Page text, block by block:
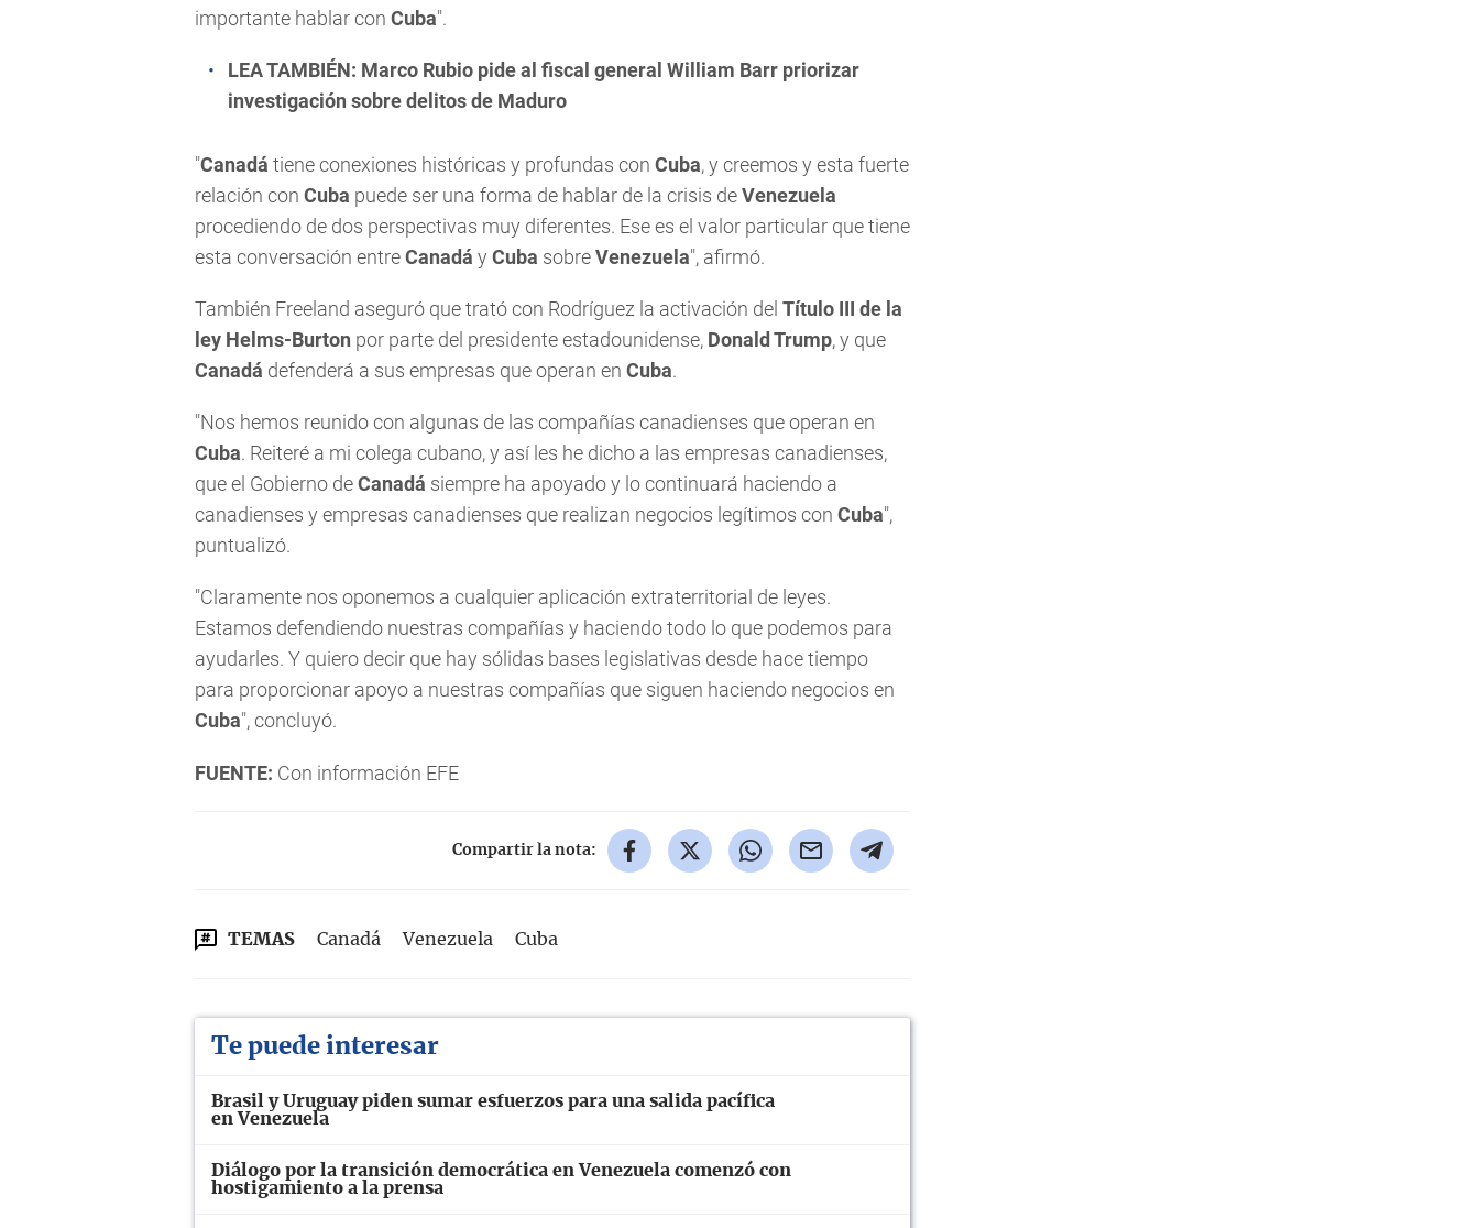
importante hablar con Cuba".
LEA TAMBIÉN: Marco Rubio pide al fiscal general William Barr priorizar
investigación sobre delitos de Maduro
"Canadá tiene conexiones históricas y profundas con Cuba, y creemos y esta fuerte
relación con Cuba puede ser una forma de hablar de la crisis deVenezuela
procediendo de dos perspectivas muy diferentes. Ese es el valor particular que tiene
esta conversación entreCanadá y Cuba sobreVenezuela", afirmó.
También Freeland aseguró que trató con Rodríguez la activación del Título III de la
ley Helms-Burton por parte del presidente estadounidense, Donald Trump, y que
Canadá defenderá a sus empresas que operan en Cuba.
"Nos hemos reunido con algunas de las compañías canadienses que operan en
Cuba. Reiteré a mi colega cubano, y así les he dicho a las empresas canadienses,
que el Gobierno deCanadá siempre ha apoyado y lo continuará haciendo a
canadienses y empresas canadienses que realizan negocios legítimos con Cuba",
puntualizó.
"Claramente nos oponemos a cualquier aplicación extraterritorial de leyes.
Estamos defendiendo nuestras compañías y haciendo todo lo que podemos para
ayudarles. Y quiero decir que hay sólidas bases legislativas desde hace tiempo
para proporcionar apoyo a nuestras compañías que siguen haciendo negocios en
Cuba", concluyó.
FUENTE: Con información EFE
Compartir la nota:
TEMAS Canadá Venezuela Cuba
Te puede interesar
Brasil y Uruguay piden sumar esfuerzos para una salida pacífica
en Venezuela
Diálogo por la transición democrática en Venezuela comenzó con
hostigamiento a la prensa